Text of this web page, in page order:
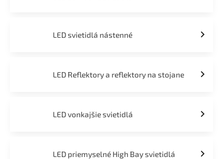
LED svietidlá nástenné
LED Reflektory a reflektory na stojane
LED vonkajšie svietidlá
LED priemyselné High Bay svietidlá